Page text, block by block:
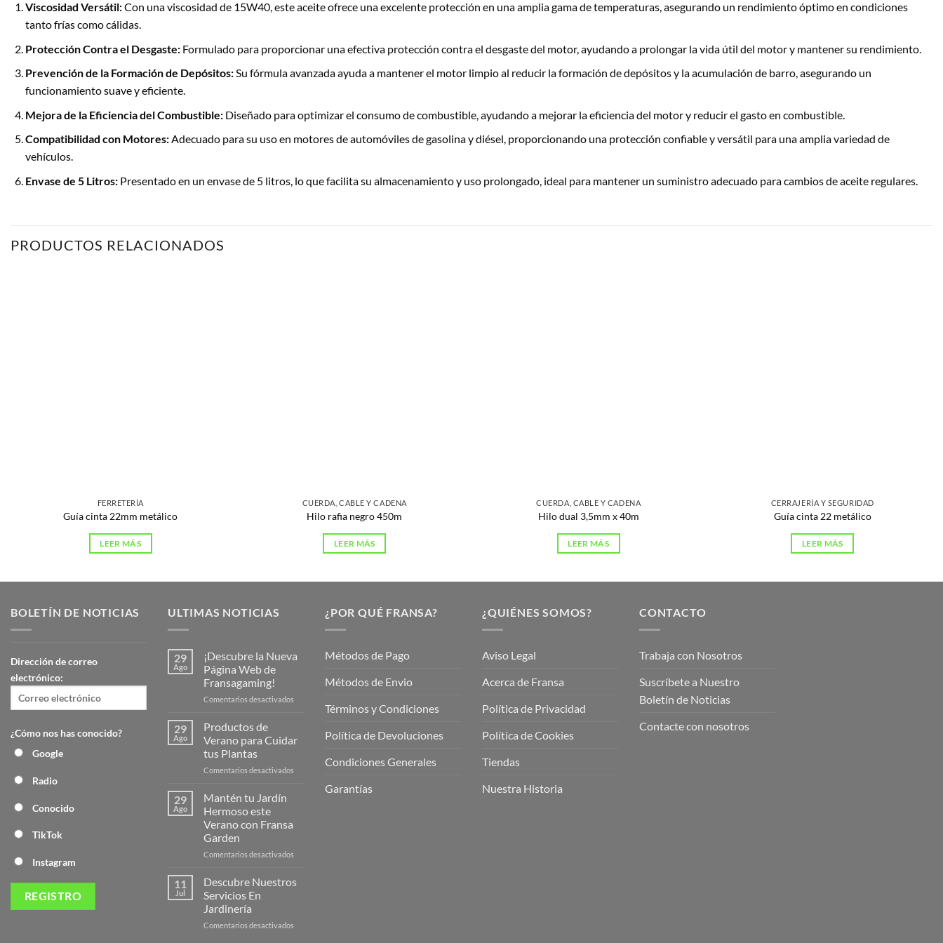
Viscosidad Versátil:Con una viscosidad de 15W40, este aceite ofrece una excelente protección en una amplia gama de temperaturas, asegurando un rendimiento óptimo en condiciones
tanto frías como cálidas.
Protección Contra el Desgaste:Formulado para proporcionar una efectiva protección contra el desgaste del motor, ayudando a prolongar la vida útil del motor y mantener su rendimiento.
Prevención de la Formación de Depósitos:Su fórmula avanzada ayuda a mantener el motor limpio al reducir la formación de depósitos y la acumulación de barro, asegurando un
funcionamiento suave y eficiente.
Mejora de la Eficiencia del Combustible:Diseñado para optimizar el consumo de combustible, ayudando a mejorar la eficiencia del motor y reducir el gasto en combustible.
Compatibilidad con Motores:Adecuado para su uso en motores de automóviles de gasolina y diésel, proporcionando una protección confiable y versátil para una amplia variedad de
vehículos.
Envase de 5 Litros:Presentado en un envase de 5 litros, lo que facilita su almacenamiento y uso prolongado, ideal para mantener un suministro adecuado para cambios de aceite regulares.
PRODUCTOS RELACIONADOS
FERRETERÍA
Guía cinta 22mm metálico
LEER MÁS
CUERDA, CABLE Y CADENA
Hilo rafia negro 450m
LEER MÁS
CUERDA, CABLE Y CADENA
Hilo dual 3,5mm x 40m
LEER MÁS
CERRAJERÍA Y SEGURIDAD
Guía cinta 22 metálico
LEER MÁS
BOLETÍN DE NOTICIAS
Dirección de correo
electrónico:
¿Cómo nos has conocido?
Google
Radio
Conocido
TikTok
Instagram
ULTIMAS NOTICIAS
29
Ago
¡Descubre la Nueva
Página Web de
Fransagaming!
Comentarios desactivados
Página
29
Ago
Productos de
Verano para Cuidar
tus Plantas
Comentarios desactivados
29
Ago
Mantén tu Jardín
Hermoso este
Verano con Fransa
Garden
Comentarios desactivados
Jardín
11
Jul
Descubre Nuestros
Servicios En
Jardinería
Comentarios desactivados
¿POR QUÉ FRANSA?
Métodos de Pago
Métodos de Envio
Términos y Condiciones
Política de Devoluciones
Condiciones Generales
Garantías
¿QUIÉNES SOMOS?
Aviso Legal
Acerca de Fransa
Política de Privacidad
Política de Cookies
Tiendas
Nuestra Historia
CONTACTO
Trabaja con Nosotros
Suscríbete a Nuestro
Boletín de Noticias
Contacte con nosotros